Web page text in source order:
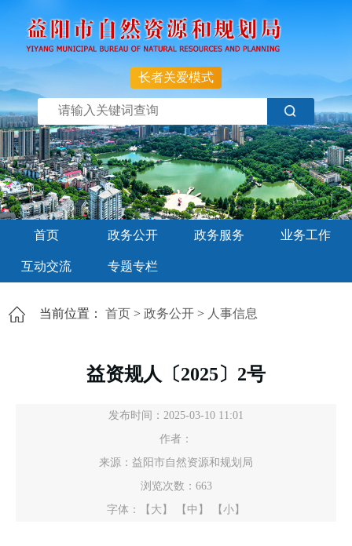
长者关爱模式
首页 政务公开 政务服务 业务工作
互动交流 专题专栏
当前位置： 首页 > 政务公开 > 人事信息
益资规人〔2025〕2号
发布时间：2025-03-10 11:01
作者：
来源：益阳市自然资源和规划局
浏览次数： 663
字体：
【大】 【中】 【小】